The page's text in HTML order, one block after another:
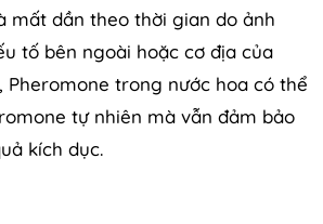
mất dần theo thời gian do ảnh
tố bên ngoài hoặc cơ địa của
Pheromone trong nước hoa có thể
tự nhiên mà vẫn đảm bảo
kích dục.